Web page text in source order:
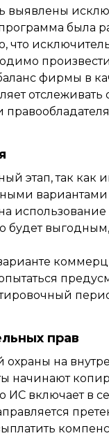
выявлены
была
что
произвести
фирмы в
этап, так
будет
прав
охраны на
начинают
ИС включает в